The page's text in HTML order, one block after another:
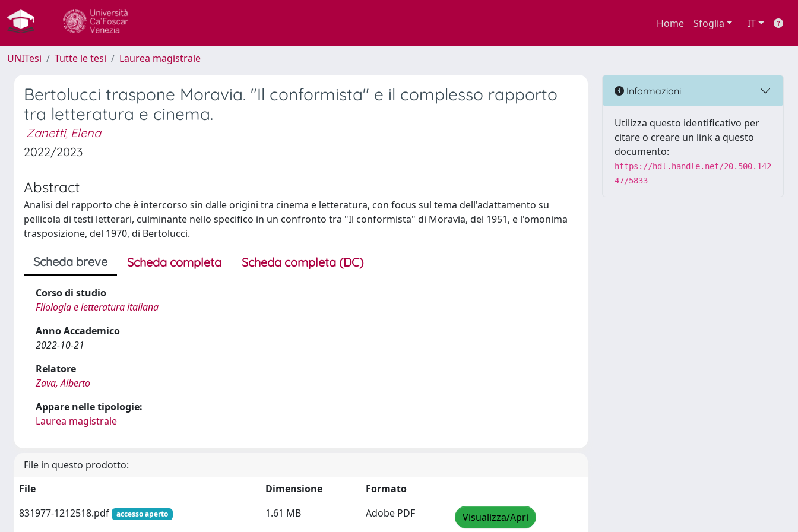
Home Sfoglia IT
UNITesi Tutte le tesi Laurea magistrale
Bertolucci traspone Moravia. "Il conformista" e il complesso rapporto
tra letteratura e cinema.
Zanetti, Elena
2022/2023
Abstract
Analisi del rapporto che è intercorso sin dalle origini tra cinema e letteratura, con focus sul tema dell'adattamento su
pellicola di testi letterari, culminante nello specifico in un confronto tra "Il conformista" di Moravia, del 1951, e l'omonima
trasposizione, del 1970, di Bertolucci.
Scheda breve Scheda completa Scheda completa (DC)
Corso di studio
Filologia e letteratura italiana
Anno Accademico
2022-10-21
Relatore
Zava, Alberto
Appare nelle tipologie:
Laurea magistrale
File in questo prodotto:
File
Dimensione
Formato
831977-1212518.pdf
accesso aperto 1.61 MB Adobe PDF Visualizza/Apri
Informazioni
Utilizza questo identificativo per
citare o creare un link a questo
documento:
https://hdl.handle.net/20.500.142
47/5833